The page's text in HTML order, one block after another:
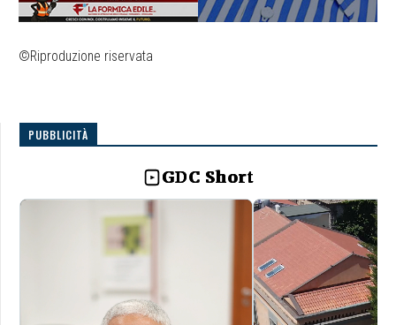
©Riproduzione riservata
PUBBLICITÀ
GDC Short